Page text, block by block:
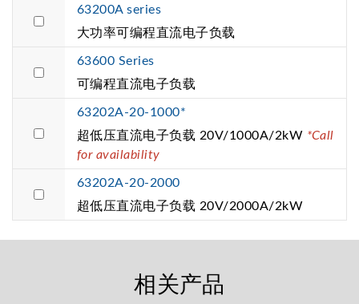
63200A series
大功率可编程直流电子负载
63600 Series
可编程直流电子负载
63202A-20-1000*
超低压直流电子负载 20V/1000A/2kW *Call
for availability
63202A-20-2000
超低压直流电子负载 20V/2000A/2kW
相关产品